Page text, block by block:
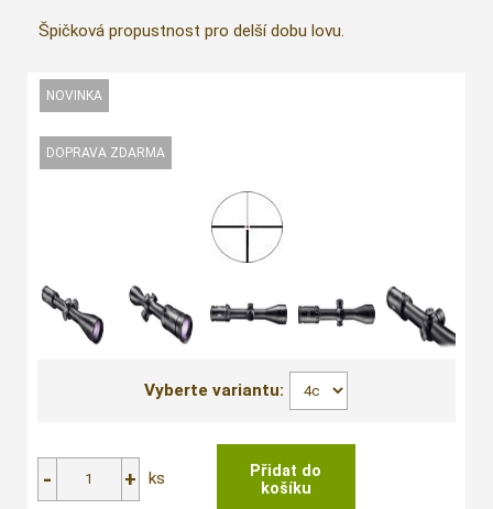
Špičková propustnost pro delší dobu lovu.
Vyberte variantu:
ks